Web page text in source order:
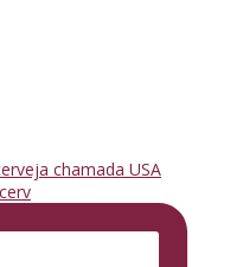
chamada USA